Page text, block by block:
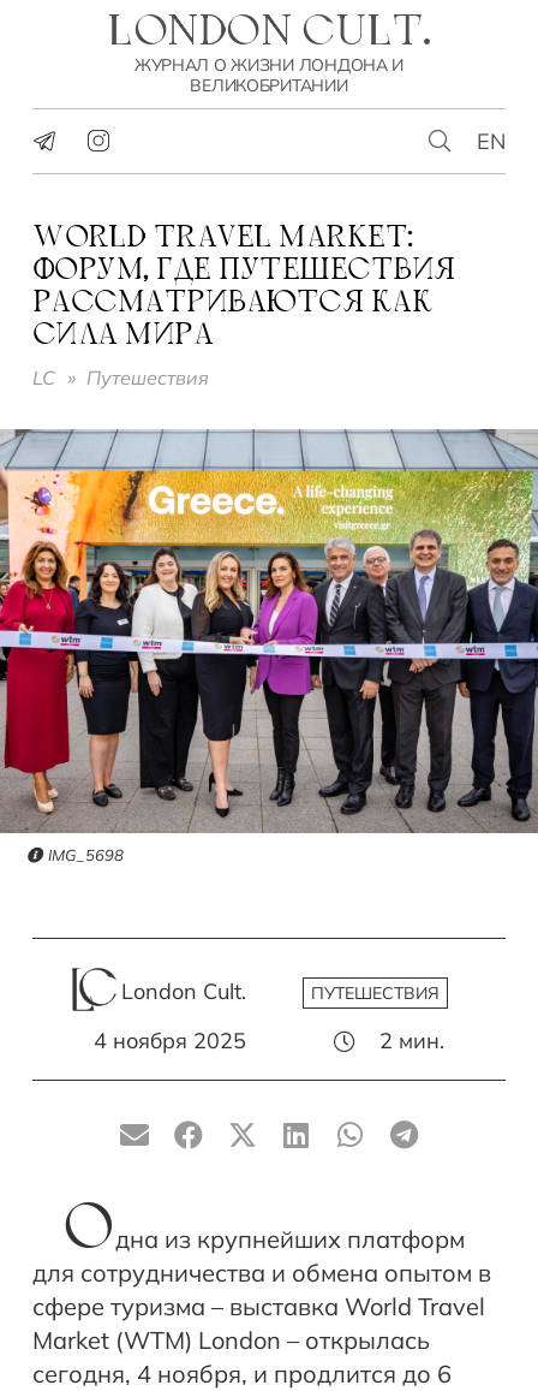
LONDON CULT.
ЖУРНАЛ О ЖИЗНИ ЛОНДОНА И
ВЕЛИКОБРИТАНИИ
EN
WORLD TRAVEL MARKET:
ФОРУМ, ГДЕ ПУТЕШЕСТВИЯ
РАССМАТРИВАЮТСЯ КАК
СИЛА МИРА
LC » Путешествия
IMG_5698
London Cult. ПУТЕШЕСТВИЯ
4 ноября 2025 2 мин.
Одна из крупнейших платформ
для сотрудничества и обмена опытом в
сфере туризма – выставка World Travel
Market (WTM) London – открылась
сегодня, 4 ноября, и продлится до 6